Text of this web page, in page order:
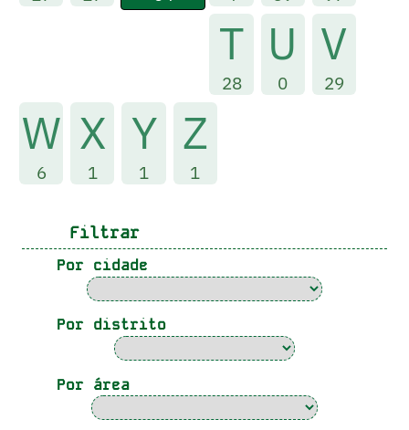
T
28
U
0
V
29
W
6
X
1
Y
1
Z
1
Filtrar
Por cidade
Por distrito
Por área